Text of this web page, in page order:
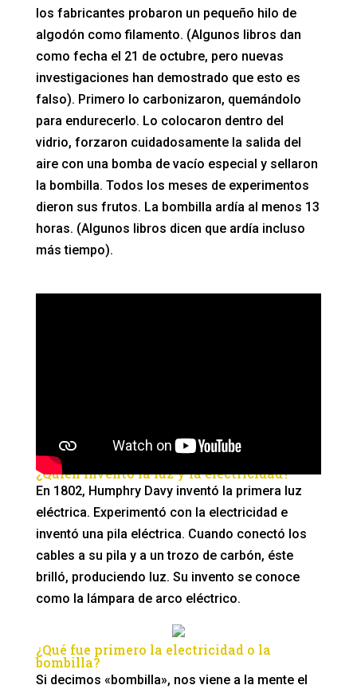
los fabricantes probaron un pequeño hilo de
algodón como filamento. (Algunos libros dan
como fecha el 21 de octubre, pero nuevas
investigaciones han demostrado que esto es
falso). Primero lo carbonizaron, quemándolo
para endurecerlo. Lo colocaron dentro del
vidrio, forzaron cuidadosamente la salida del
aire con una bomba de vacío especial y sellaron
la bombilla. Todos los meses de experimentos
dieron sus frutos. La bombilla ardía al menos 13
horas. (Algunos libros dicen que ardía incluso
más tiempo).
¿Quién inventó la luz y la electricidad?
En 1802, Humphry Davy inventó la primera luz
eléctrica. Experimentó con la electricidad e
inventó una pila eléctrica. Cuando conectó los
cables a su pila y a un trozo de carbón, éste
brilló, produciendo luz. Su invento se conoce
como la lámpara de arco eléctrico.
¿Qué fue primero la electricidad o la
bombilla?
Si decimos «bombilla», nos viene a la mente el